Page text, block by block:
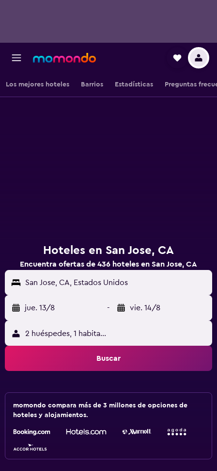
Los mejores hoteles Barrios Estadísticas Preguntas
Hoteles en San Jose, CA
Encuentra ofertas de 436 hoteles en San Jose, CA
San Jose, CA, Estados Unidos
jue. 13/8 - vie. 14/8
2 huéspedes, 1 habitación
Buscar
momondo compara más de 3 millones de opciones de
hoteles y alojamientos.